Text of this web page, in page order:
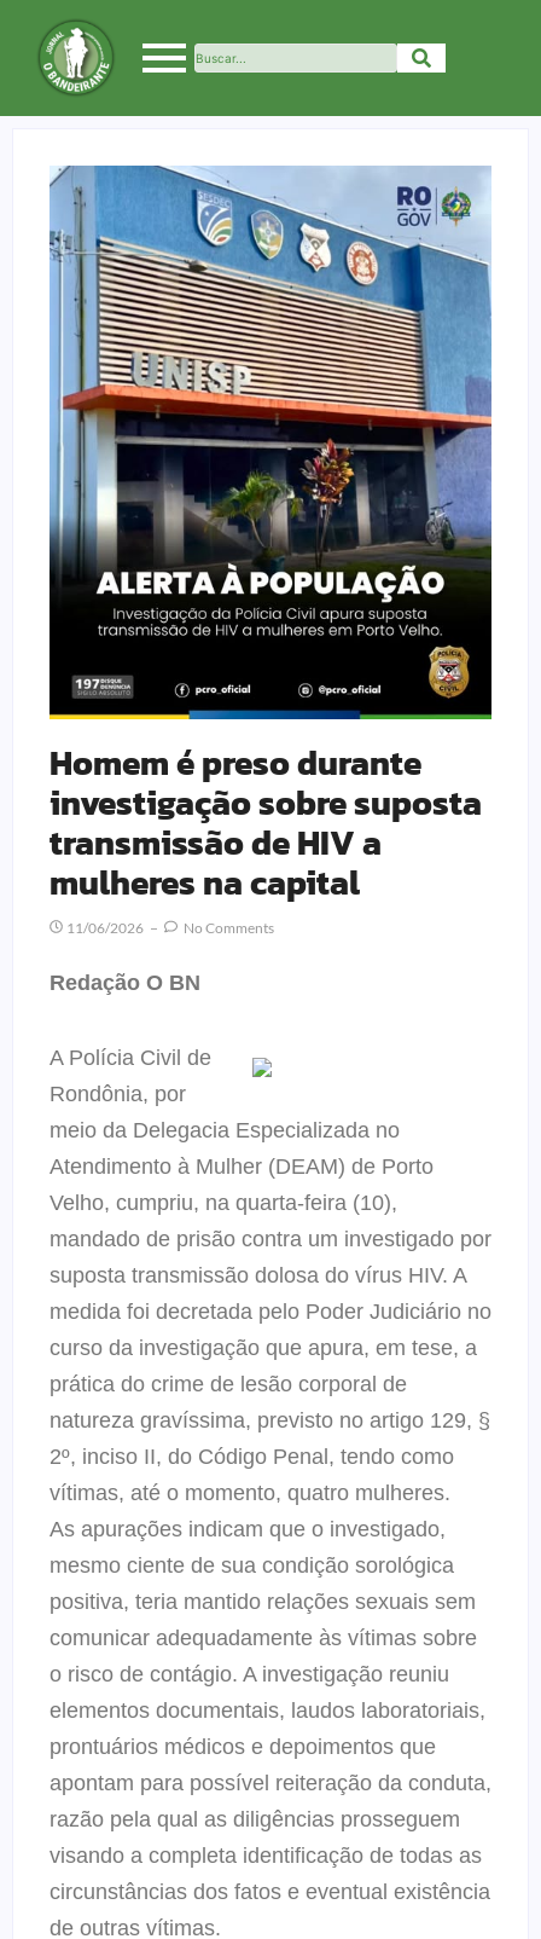
Homem é preso durante
investigação sobre suposta
transmissão de HIV a
mulheres na capital
11/06/2026 No Comments
Redação O BN
A Polícia Civil de
Rondônia, por
meio da Delegacia Especializada no
Atendimento à Mulher (DEAM) de Porto
Velho, cumpriu, na quarta-feira (10),
mandado de prisão contra um investigado por
suposta transmissão dolosa do vírus HIV. A
medida foi decretada pelo Poder Judiciário no
curso da investigação que apura, em tese, a
prática do crime de lesão corporal de
natureza gravíssima, previsto no artigo 129, §
2º, inciso II, do Código Penal, tendo como
vítimas, até o momento, quatro mulheres.
As apurações indicam que o investigado,
mesmo ciente de sua condição sorológica
positiva, teria mantido relações sexuais sem
comunicar adequadamente às vítimas sobre
o risco de contágio. A investigação reuniu
elementos documentais, laudos laboratoriais,
prontuários médicos e depoimentos que
apontam para possível reiteração da conduta,
razão pela qual as diligências prosseguem
visando a completa identificação de todas as
circunstâncias dos fatos e eventual existência
de outras vítimas.